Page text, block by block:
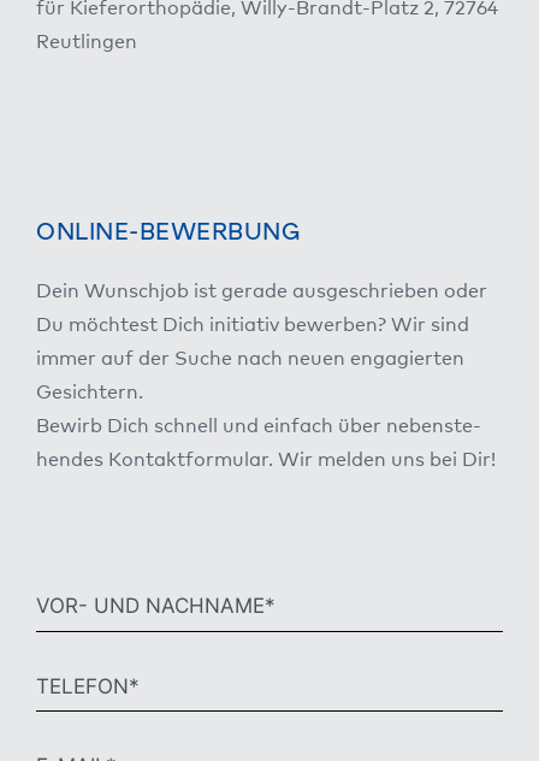
für Kie­fer­or­tho­pä­die, Wil­ly-Brandt-Platz 2, 72764
Reut­lin­gen
ONLINE-BEWERBUNG
Dein Wunsch­job ist gera­de aus­ge­schrie­ben oder
Du möch­test Dich initia­tiv bewer­ben? Wir sind
immer auf der Suche nach neu­en enga­gier­ten
Gesich­tern.
Bewirb Dich schnell und ein­fach über neben­ste­
hen­des Kon­takt­for­mu­lar. Wir mel­den uns bei Dir!